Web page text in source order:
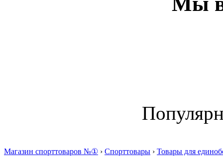
Магазин спорттоваров №① › Спорттовары › Товары для